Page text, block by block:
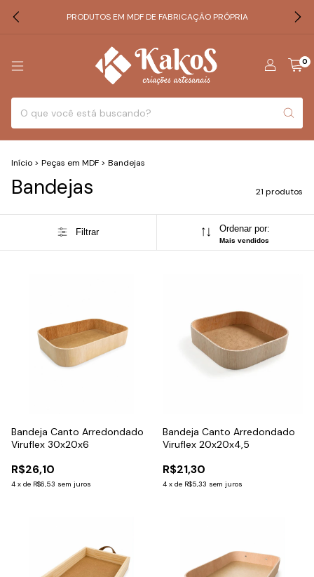
PRODUTOS EM MDF DE FABRICAÇÃO PRÓPRIA
0
Início > Peças em MDF > Bandejas
Bandejas 21 produtos
Filtrar Ordenar por:
Mais vendidos
Bandeja Canto Arredondado
Viruflex 30x20x6
R$26,10
4 x de R$6,53 sem juros
Bandeja Canto Arredondado
Viruflex 20x20x4,5
R$21,30
4 x de R$5,33 sem juros